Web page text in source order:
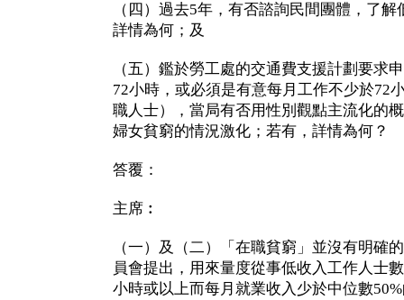
（四）過去5年，有否諮詢民間團體，了
詳情為何；及
（五）鑑於勞工處的交通費支援計劃要求
72小時，或必須是有意每月工作不少於72
職人士），當局有否用性別觀點主流化的
婦女貧窮的情況激化；若有，詳情為何？
答覆：
主席︰
（一）及（二）「在職貧窮」並沒有明確
員會提出，用來量度從事低收入工作人士
小時或以上而每月就業收入少於中位數